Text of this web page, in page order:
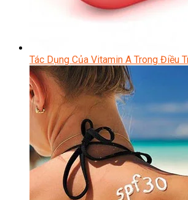
Tác Dụng Của Vitamin A Trong Điều